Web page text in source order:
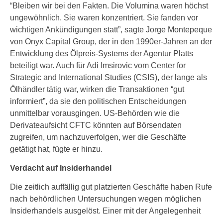
“Bleiben wir bei den Fakten. Die Volumina waren höchst
ungewöhnlich. Sie waren konzentriert. Sie fanden vor
wichtigen Ankündigungen statt”, sagte Jorge Montepeque
von Onyx Capital Group, der in den 1990er-Jahren an der
Entwicklung des Ölpreis-Systems der Agentur Platts
beteiligt war. Auch für Adi Imsirovic vom Center for
Strategic and International Studies (CSIS), der lange als
Ölhändler tätig war, wirken die Transaktionen “gut
informiert”, da sie den politischen Entscheidungen
unmittelbar vorausgingen. US-Behörden wie die
Derivateaufsicht CFTC könnten auf Börsendaten
zugreifen, um nachzuverfolgen, wer die Geschäfte
getätigt hat, fügte er hinzu.
Verdacht auf Insiderhandel
Die zeitlich auffällig gut platzierten Geschäfte haben Rufe
nach behördlichen Untersuchungen wegen möglichen
Insiderhandels ausgelöst. Einer mit der Angelegenheit